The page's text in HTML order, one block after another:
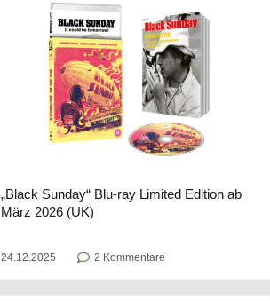
„Black Sunday“ Blu-ray Limited Edition ab
März 2026 (UK)
24.12.2025 2 Kommentare